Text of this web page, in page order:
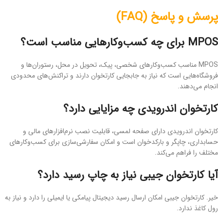
پرسش و پاسخ (FAQ)
MPOS برای چه کسب‌وکارهایی مناسب است؟
MPOS مناسب کسب‌وکارهای شخصی، پیک، تحویل در محل، رستوران‌ها و
فروشگاه‌هایی است که نیاز به جابجایی کارتخوان دارند و تراکنش‌های محدودی
انجام می‌دهند.
کارتخوان اندرویدی چه مزایایی دارد؟
کارتخوان اندرویدی دارای صفحه لمسی، قابلیت نصب نرم‌افزارهای مالی و
حسابداری، چاپگر و بارکدخوان است و امکان سفارشی‌سازی برای کسب‌وکارهای
مختلف را فراهم می‌کند.
آیا کارتخوان جیبی نیاز به چاپ رسید دارد؟
خیر. کارتخوان جیبی امکان ارسال رسید دیجیتال پیامکی یا ایمیلی را دارد و نیاز به
رول کاغذ ندارد.